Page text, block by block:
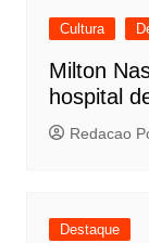
Cultura
Milton
hospital
Redacao
Destaque